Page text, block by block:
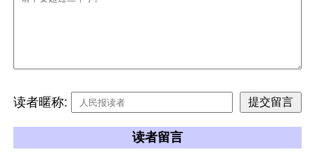
读者暱称:
读者留言